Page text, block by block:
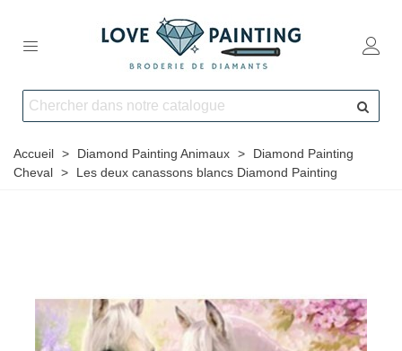
Accueil > Diamond Painting Animaux >
Diamond Painting
Cheval > Les deux canassons blancs Diamond Painting